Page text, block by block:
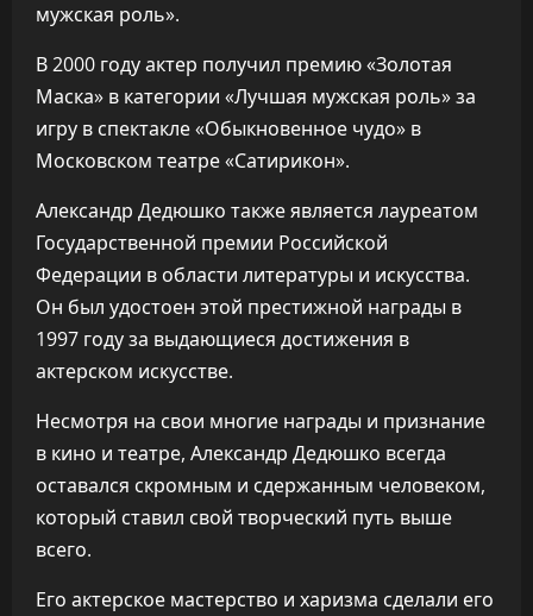
мужская роль».
В 2000 году актер получил премию «Золотая
Маска» в категории «Лучшая мужская роль» за
игру в спектакле «Обыкновенное чудо» в
Московском театре «Сатирикон».
Александр Дедюшко также является лауреатом
Государственной премии Российской
Федерации в области литературы и искусства.
Он был удостоен этой престижной награды в
1997 году за выдающиеся достижения в
актерском искусстве.
Несмотря на свои многие награды и признание
в кино и театре, Александр Дедюшко всегда
оставался скромным и сдержанным человеком,
который ставил свой творческий путь выше
всего.
Его актерское мастерство и харизма сделали его